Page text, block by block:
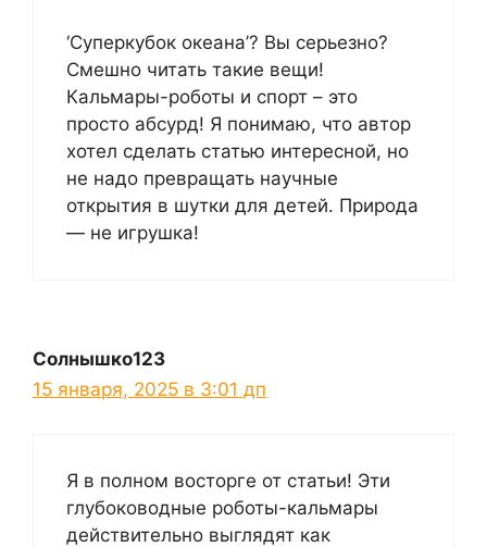
‘Суперкубок океана’? Вы серьезно?
Смешно читать такие вещи!
Кальмары-роботы и спорт – это
просто абсурд! Я понимаю, что автор
хотел сделать статью интересной, но
не надо превращать научные
открытия в шутки для детей. Природа
— не игрушка!
Солнышко123
15 января, 2025 в 3:01 дп
Я в полном восторге от статьи! Эти
глубоководные роботы-кальмары
действительно выглядят как